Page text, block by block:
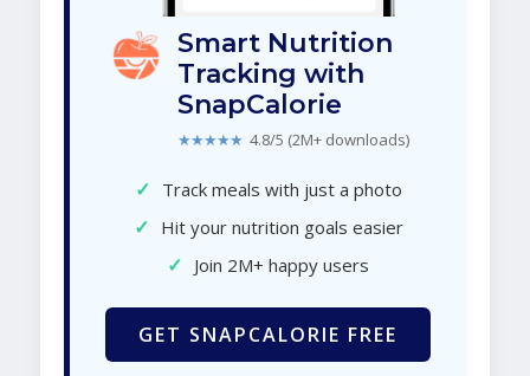
Smart Nutrition
Tracking with
SnapCalorie
★★★★★ 4.8/5 (2M+ downloads)
✓ Track meals with just a photo
✓ Hit your nutrition goals easier
✓ Join 2M+ happy users
GET SNAPCALORIE FREE